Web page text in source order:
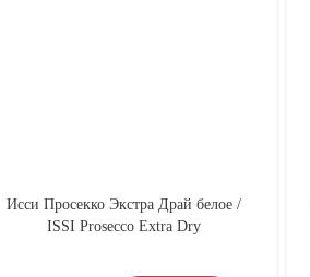
Исси Просекко Экстра Драй белое /
ISSI Prosecco Extra Dry